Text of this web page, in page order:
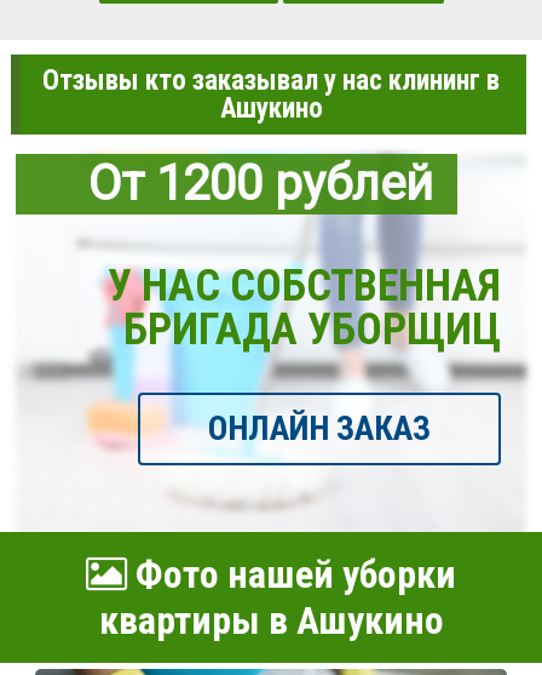
Отзывы кто заказывал у нас клининг в
Ашукино
От 1200 рублей
У НАС СОБСТВЕННАЯ
БРИГАДА УБОРЩИЦ
ОНЛАЙН ЗАКАЗ
Фото нашей уборки
квартиры в Ашукино